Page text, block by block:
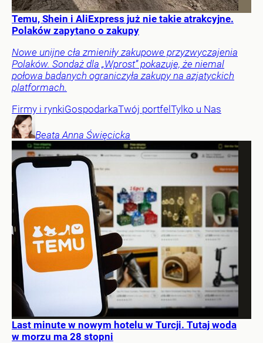
Temu, Shein i AliExpress już nie takie atrakcyjne.
Polaków zapytano o zakupy
Nowe unijne cła zmieniły zakupowe przyzwyczajenia
Polaków. Sondaż dla „Wprost” pokazuje, że niemal
połowa badanych ograniczyła zakupy na azjatyckich
platformach.
Firmy i rynkiGospodarkaTwój portfelTylko u Nas
Beata Anna Święcicka
Last minute w nowym hotelu w Turcji. Tutaj woda
w morzu ma 28 stopni